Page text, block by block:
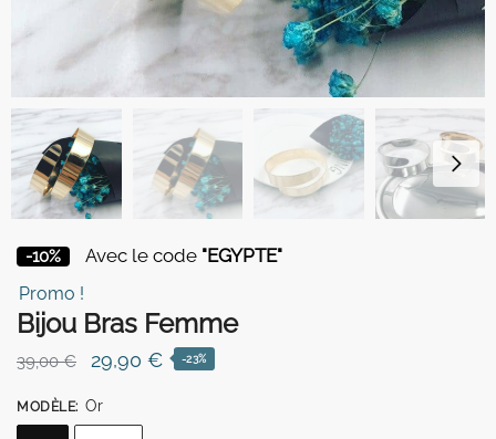
-10% Avec le code "EGYPTE"
Promo !
Bijou Bras Femme
39,00€
Le
initial
29,90 €Le-23%
MODÈLE: Or